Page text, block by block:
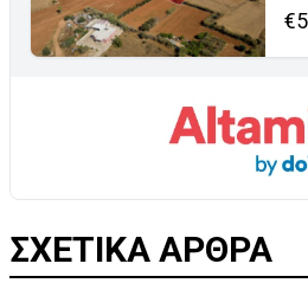
ΣΧΕΤΙΚΑ ΑΡΘΡΑ